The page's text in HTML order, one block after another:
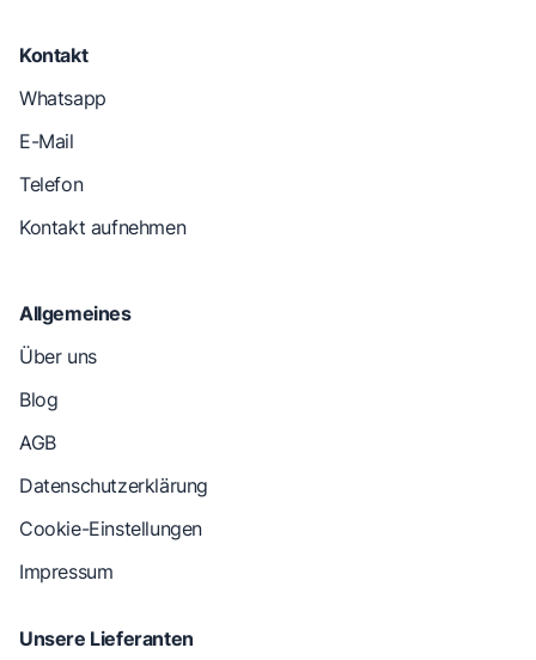
Kontakt
Whatsapp
E-Mail
Telefon
Kontakt aufnehmen
Allgemeines
Über uns
Blog
AGB
Datenschutzerklärung
Cookie-Einstellungen
Impressum
Unsere Lieferanten